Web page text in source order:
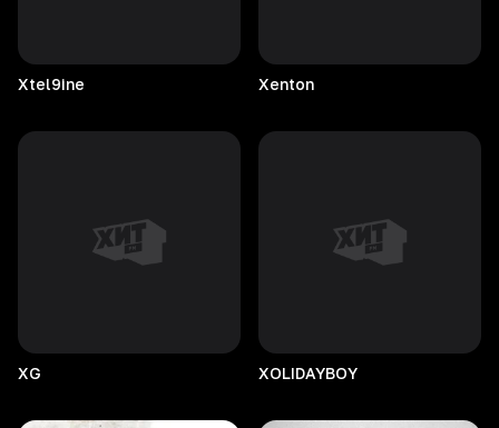
Xtel9ine Xenton
XG XOLIDAYBOY